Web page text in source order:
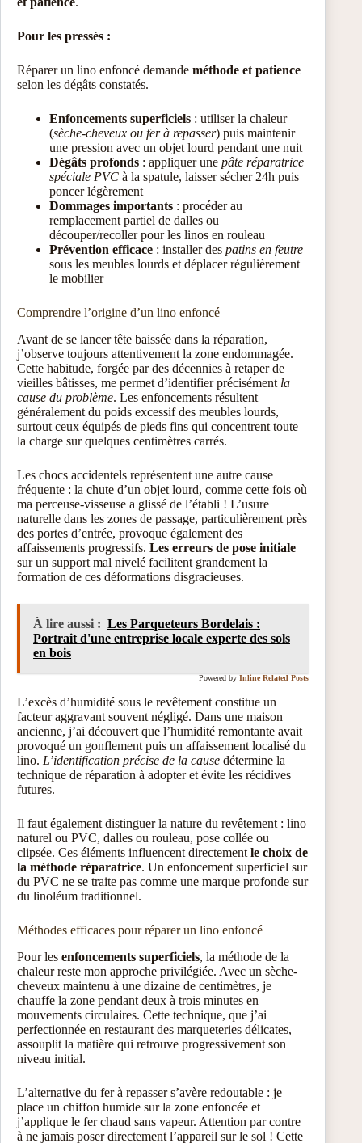
Pour les pressés :
Réparer un lino enfoncé demande méthode et patience
selon les dégâts constatés.
Enfoncements superficiels : utiliser la chaleur
(sèche-cheveux ou fer à repasser) puis maintenir
une pression avec un objet lourd pendant une nuit
Dégâts profonds : appliquer une pâte réparatrice
spéciale PVC à la spatule, laisser sécher 24h puis
poncer légèrement
Dommages importants : procéder au
remplacement partiel de dalles ou
découper/recoller pour les linos en rouleau
Prévention efficace : installer des patins en feutre
sous les meubles lourds et déplacer régulièrement
le mobilier
Comprendre l’origine d’un lino enfoncé
Avant de se lancer tête baissée dans la réparation,
j’observe toujours attentivement la zone endommagée.
Cette habitude, forgée par des décennies à retaper de
vieilles bâtisses, me permet d’identifier précisément la
cause du problème. Les enfoncements résultent
généralement du poids excessif des meubles lourds,
surtout ceux équipés de pieds fins qui concentrent toute
la charge sur quelques centimètres carrés.
Les chocs accidentels représentent une autre cause
fréquente : la chute d’un objet lourd, comme cette fois où
ma perceuse-visseuse a glissé de l’établi ! L’usure
naturelle dans les zones de passage, particulièrement près
des portes d’entrée, provoque également des
affaissements progressifs. Les erreurs de pose initiale
sur un support mal nivelé facilitent grandement la
formation de ces déformations disgracieuses.
À lire aussi : Les Parqueteurs Bordelais :
Portrait d'une entreprise locale experte des sols
en bois
Powered by Inline Related Posts
L’excès d’humidité sous le revêtement constitue un
facteur aggravant souvent négligé. Dans une maison
ancienne, j’ai découvert que l’humidité remontante avait
provoqué un gonflement puis un affaissement localisé du
lino. L’identification précise de la cause détermine la
technique de réparation à adopter et évite les récidives
futures.
Il faut également distinguer la nature du revêtement : lino
naturel ou PVC, dalles ou rouleau, pose collée ou
clipsée. Ces éléments influencent directement le choix de
la méthode réparatrice. Un enfoncement superficiel sur
du PVC ne se traite pas comme une marque profonde sur
du linoléum traditionnel.
Méthodes efficaces pour réparer un lino enfoncé
Pour les enfoncements superficiels, la méthode de la
chaleur reste mon approche privilégiée. Avec un sèche-
cheveux maintenu à une dizaine de centimètres, je
chauffe la zone pendant deux à trois minutes en
mouvements circulaires. Cette technique, que j’ai
perfectionnée en restaurant des marqueteries délicates,
assouplit la matière qui retrouve progressivement son
niveau initial.
L’alternative du fer à repasser s’avère redoutable : je
place un chiffon humide sur la zone enfoncée et
j’applique le fer chaud sans vapeur. Attention par contre
à ne jamais poser directement l’appareil sur le sol ! Cette